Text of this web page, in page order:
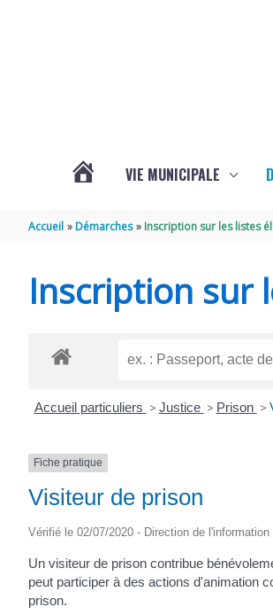
SOUBISE
VIE MUNICIPALE
Accueil Démarches Inscription sur les listes
Inscription sur
Accueil particuliers > Justice > Prison >
Fiche pratique
Visiteur de prison
Vérifié le 02/07/2020 - Direction de
Un visiteur de prison contribue
peut participer à des actions d'animation
prison.